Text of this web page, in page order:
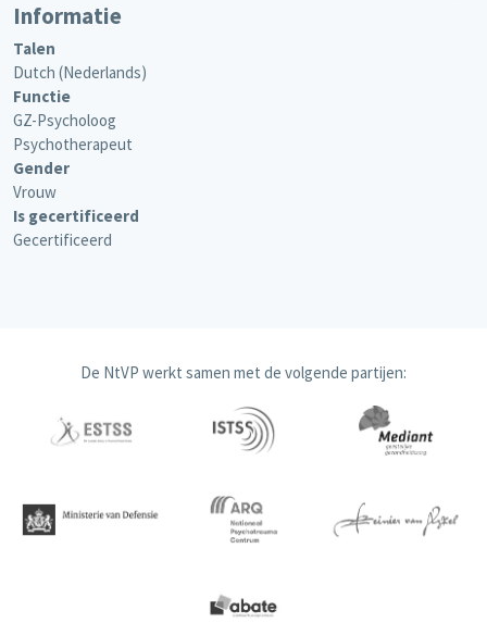
Informatie
Talen
Dutch (Nederlands)
Functie
GZ-Psycholoog
Psychotherapeut
Gender
Vrouw
Is gecertificeerd
Gecertificeerd
De NtVP werkt samen met de volgende partijen: